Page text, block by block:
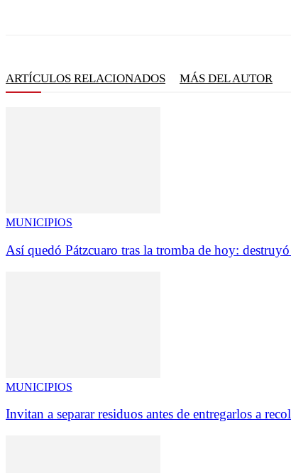
ARTÍCULOS RELACIONADOS MÁS DEL AUTOR
MUNICIPIOS
Así quedó Pátzcuaro tras la tromba de hoy:
MUNICIPIOS
Invitan a separar residuos antes de entregarlos a